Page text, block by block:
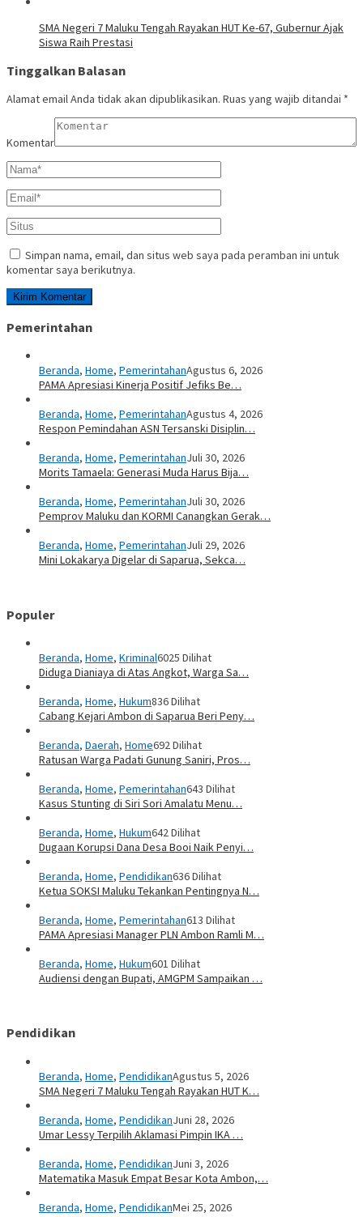
SMA Negeri 7 Maluku Tengah Rayakan HUT Ke-67, Gubernur Ajak
Siswa Raih Prestasi
Tinggalkan Balasan
Alamat email Anda tidak akan dipublikasikan. Ruas yang wajib ditandai *
Komentar
Simpan nama, email, dan situs web saya pada peramban ini untuk
komentar saya berikutnya.
Pemerintahan
Beranda, Home, PemerintahanAgustus 6, 2026
PAMA Apresiasi Kinerja Positif Jefiks Be…
Beranda, Home, PemerintahanAgustus 4, 2026
Respon Pemindahan ASN Tersanski Disiplin…
Beranda, Home, PemerintahanJuli 30, 2026
Morits Tamaela: Generasi Muda Harus Bija…
Beranda, Home, PemerintahanJuli 30, 2026
Pemprov Maluku dan KORMI Canangkan Gerak…
Beranda, Home, PemerintahanJuli 29, 2026
Mini Lokakarya Digelar di Saparua, Sekca…
Populer
Beranda, Home, Kriminal6025 Dilihat
Diduga Dianiaya di Atas Angkot, Warga Sa…
Beranda, Home, Hukum836 Dilihat
Cabang Kejari Ambon di Saparua Beri Peny…
Beranda, Daerah, Home692 Dilihat
Ratusan Warga Padati Gunung Saniri, Pros…
Beranda, Home, Pemerintahan643 Dilihat
Kasus Stunting di Siri Sori Amalatu Menu…
Beranda, Home, Hukum642 Dilihat
Dugaan Korupsi Dana Desa Booi Naik Penyi…
Beranda, Home, Pendidikan636 Dilihat
Ketua SOKSI Maluku Tekankan Pentingnya N…
Beranda, Home, Pemerintahan613 Dilihat
PAMA Apresiasi Manager PLN Ambon Ramli M…
Beranda, Home, Hukum601 Dilihat
Audiensi dengan Bupati, AMGPM Sampaikan …
Pendidikan
Beranda, Home, PendidikanAgustus 5, 2026
SMA Negeri 7 Maluku Tengah Rayakan HUT K…
Beranda, Home, PendidikanJuni 28, 2026
Umar Lessy Terpilih Aklamasi Pimpin IKA …
Beranda, Home, PendidikanJuni 3, 2026
Matematika Masuk Empat Besar Kota Ambon,…
Beranda, Home, PendidikanMei 25, 2026